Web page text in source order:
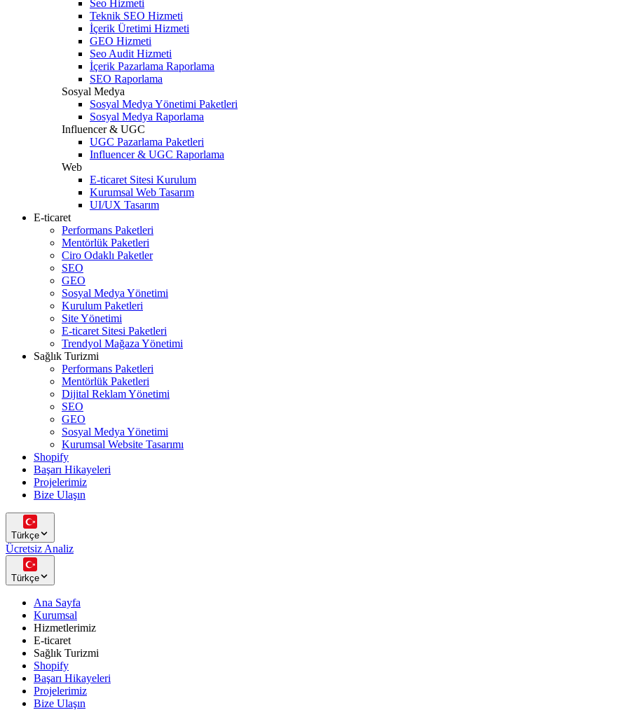
Seo Hizmeti
Teknik SEO Hizmeti
İçerik Üretimi Hizmeti
GEO Hizmeti
Seo Audit Hizmeti
İçerik Pazarlama Raporlama
SEO Raporlama
Sosyal Medya
Sosyal Medya Yönetimi Paketleri
Sosyal Medya Raporlama
Influencer & UGC
UGC Pazarlama Paketleri
Influencer & UGC Raporlama
Web
E-ticaret Sitesi Kurulum
Kurumsal Web Tasarım
UI/UX Tasarım
E-ticaret
Performans Paketleri
Mentörlük Paketleri
Ciro Odaklı Paketler
SEO
GEO
Sosyal Medya Yönetimi
Kurulum Paketleri
Site Yönetimi
E-ticaret Sitesi Paketleri
Trendyol Mağaza Yönetimi
Sağlık Turizmi
Performans Paketleri
Mentörlük Paketleri
Dijital Reklam Yönetimi
SEO
GEO
Sosyal Medya Yönetimi
Kurumsal Website Tasarımı
Shopify
Başarı Hikayeleri
Projelerimiz
Bize Ulaşın
Türkçe
Ücretsiz Analiz
Türkçe
Ana Sayfa
Kurumsal
Hizmetlerimiz
E-ticaret
Sağlık Turizmi
Shopify
Başarı Hikayeleri
Projelerimiz
Bize Ulaşın